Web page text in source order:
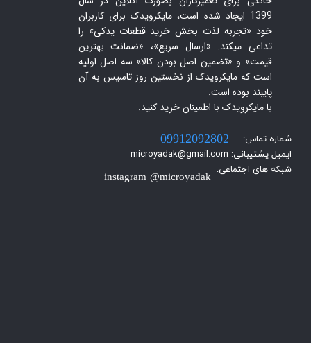
1399 ایجاد شده است، مایکرویدک برای کاربران
خود «تجربه لذت بخش خرید قطعات یدکی» را
تداعی میکند. «ارسال سریع»، «ضمانت بهترین
قیمت» و «تضمین اصل بودن کالا» سه اصل اولیه
است که مایکرویدک از نخستین روز تاسیس به آن
پایبند بوده است.
با مایکرویدک با اطمینان خرید کنید.​​​​​​​
شماره تماس:
ایمیل پشتیبانی: microyadak@gmail.com
شبکه های اجتماعی:
instagram @microyadak
09912092802